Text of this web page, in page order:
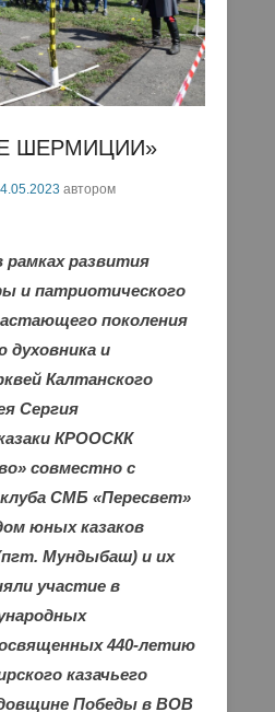
ШЕРМИЦИИ»
автором
рамках развития
и патриотического
поколения
духовника и
Калтанского
Сергия
КРООСКК
совместно с
СМБ «Пересвет»
юных казаков
Мундыбаш) и их
участие в
440-летию
казачьего
Победы в ВОВ